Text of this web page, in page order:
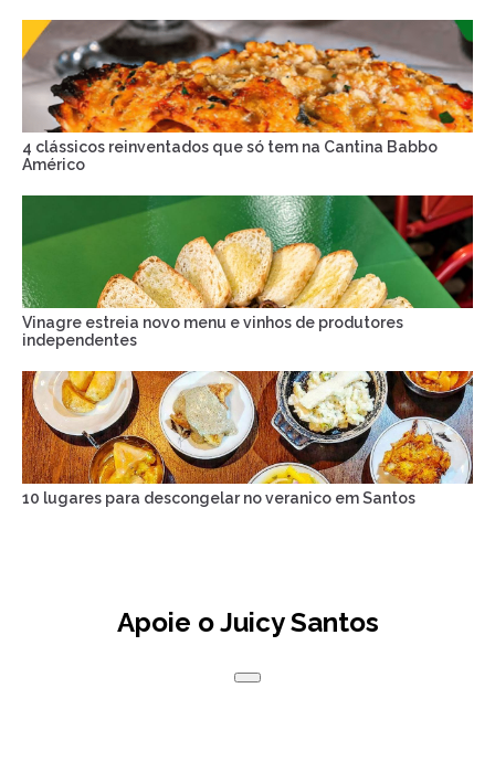
4 clássicos reinventados que só tem na Cantina Babbo
Américo
Vinagre estreia novo menu e vinhos de produtores
independentes
10 lugares para descongelar no veranico em Santos
Apoie o Juicy Santos